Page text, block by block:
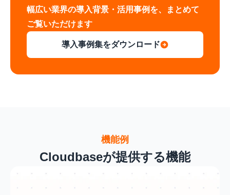
幅広い業界の導入背景・活用事例を、まとめて
ご覧いただけます
導入事例集をダウンロード
機能例
Cloudbaseが提供する機能